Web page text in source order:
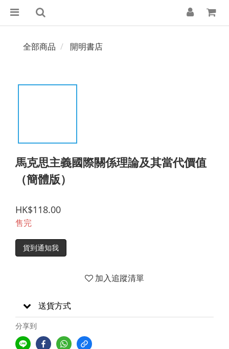
全部商品 開明書店
馬克思主義國際關係理論及其當代價值
（簡體版）
HK$118.00
售完
貨到通知我
加入追蹤清單
送貨方式
分享到